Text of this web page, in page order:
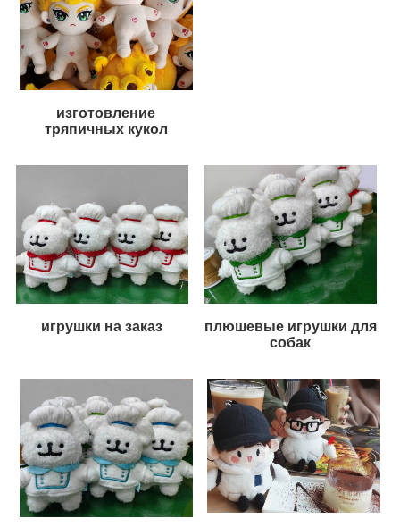
изготовление
тряпичных кукол
игрушки на заказ
плюшевые игрушки для
собак